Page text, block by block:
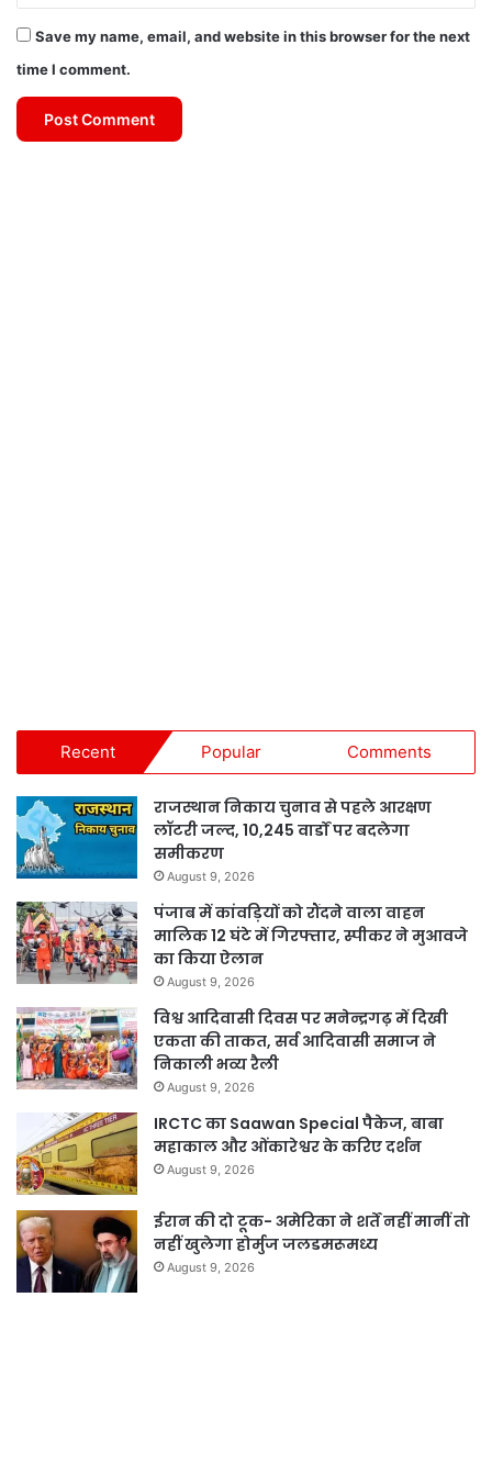
Save my name, email, and website in this browser for the next
time I comment.
Recent Popular Comments
राजस्थान निकाय चुनाव से पहले आरक्षण
लॉटरी जल्द, 10,245 वार्डों पर बदलेगा
समीकरण
August 9, 2026
पंजाब में कांवड़ियों को रौंदने वाला वाहन
मालिक 12 घंटे में गिरफ्तार, स्पीकर ने मुआवजे
का किया ऐलान
August 9, 2026
विश्व आदिवासी दिवस पर मनेन्द्रगढ़ में दिखी
एकता की ताकत, सर्व आदिवासी समाज ने
निकाली भव्य रैली
August 9, 2026
IRCTC का Saawan Special पैकेज, बाबा
महाकाल और ओंकारेश्वर के करिए दर्शन
August 9, 2026
ईरान की दो टूक- अमेरिका ने शर्तें नहीं मानीं तो
नहीं खुलेगा होर्मुज जलडमरूमध्य
August 9, 2026